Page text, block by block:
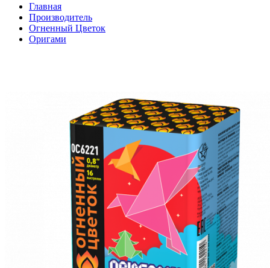
Главная
Производитель
Огненный Цветок
Оригами